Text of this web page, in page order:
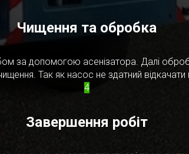
Чищення та обробка
за допомогою асенізатора. Далі
Так як насос не здатний
4
Завершення робіт